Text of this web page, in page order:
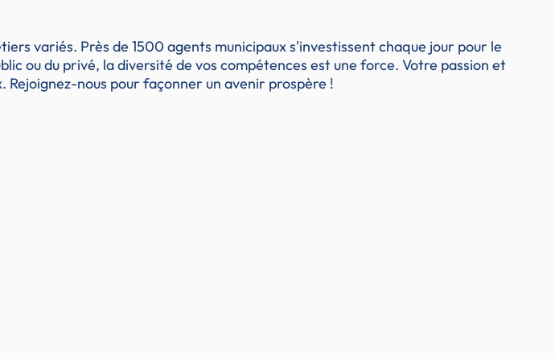
variés. Près de 1500 agents municipaux s'investissent chaque jour pour le
ou du privé, la diversité de vos compétences est une force. Votre passion et
nous pour façonner un avenir prospère !